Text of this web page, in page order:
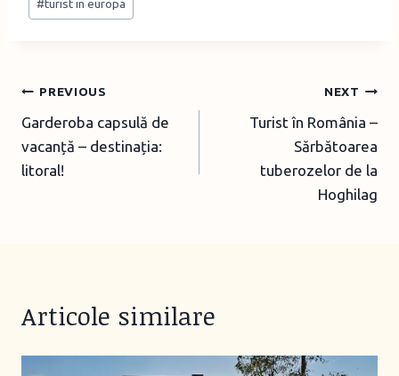
Tags:
#turist in europa
Post
navigation
PREVIOUS
Garderoba capsulă de
vacanță – destinația:
litoral!
NEXT
Turist în România –
Sărbătoarea
tuberozelor de la
Hoghilag
Articole similare